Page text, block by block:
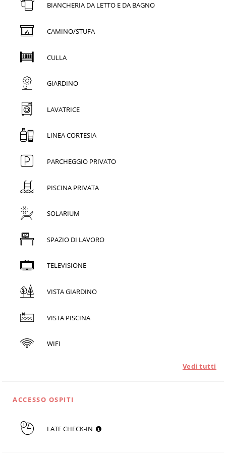
BIANCHERIA DA LETTO E DA BAGNO
CAMINO/STUFA
CULLA
GIARDINO
LAVATRICE
LINEA CORTESIA
PARCHEGGIO PRIVATO
PISCINA PRIVATA
SOLARIUM
SPAZIO DI LAVORO
TELEVISIONE
VISTA GIARDINO
VISTA PISCINA
WIFI
Vedi tutti
ACCESSO OSPITI
LATE CHECK-IN